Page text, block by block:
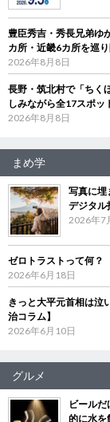
豊臣秀吉・秀長兄弟ゆ
カ所・近畿6カ所を巡
2026年8月8日
長野・筑北村で「ちく
しみながら全17スポッ
2026年8月8日
まめ学
写真に
デジタル
2026年7
ゼロトラストって何？
2026年6月18日
きっと大平元首相は
治コラム】
2026年6月10日
グルメ
ビール
的に水を